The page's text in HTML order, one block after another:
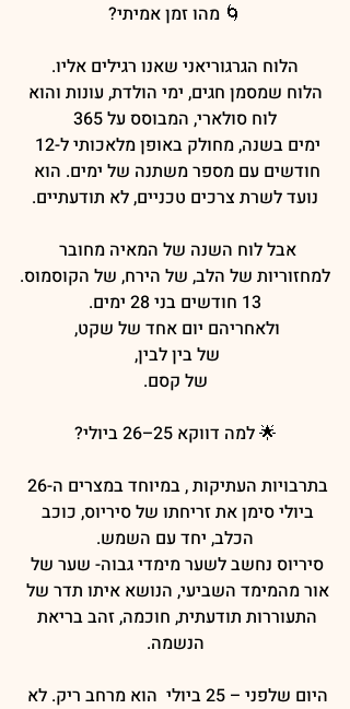
🌀 מהו זמן אמיתי?
הלוח הגרגוריאני שאנו רגילים אליו.
הלוח שמסמן חגים, ימי הולדת, עונות והוא
לוח סולארי, המבוסס על 365
חודשים עם מספר משתנה של ימים. הוא
נועד לשרת צרכים טכניים, לא תודעתיים.
אבל לוח השנה של המאיה מחובר
למחזוריות של הלב, של הירח, של הקוסמוס.
13 חודשים בני 28 ימים.
ולאחריהם יום אחד של שקט,
של בין לבין,
של קסם.
🌟 למה דווקא 25–26 ביולי?
ביולי סימן את זריחתו של סיריוס, כוכב
הכלב, יחד עם השמש.
סיריוס נחשב לשער מימדי גבוה- שער של
אור מהמימד השביעי, הנושא איתו תדר של
התעוררות תודעתית, חוכמה, זהב בריאת
הנשמה.
היום שלפני – 25 ביולי  הוא מרחב ריק. לא